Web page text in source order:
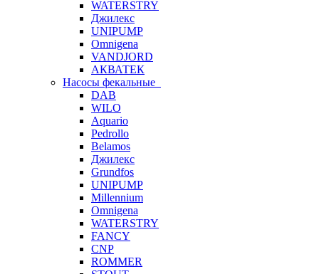
WATERSTRY
Джилекс
UNIPUMP
Omnigena
VANDJORD
АКВАТЕК
Насосы фекальные
DAB
WILO
Aquario
Pedrollo
Belamos
Джилекс
Grundfos
UNIPUMP
Millennium
Omnigena
WATERSTRY
FANCY
CNP
ROMMER